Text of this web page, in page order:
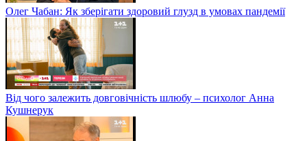
Олег Чабан: Як зберігати здоровий глузд в умовах пандемії
Від чого залежить довговічність шлюбу – психолог Анна
Кушнерук